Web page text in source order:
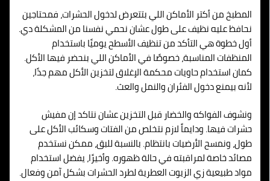
المطبخ من أكتر الأماكن اللي بتتعرض لدخول الحشرات، فمحتاجين
نحافظ عليه نظيف على طول عشان نحمي نفسنا من المشكلة دي.
أول خطوة هي التأكد من تنظيف الأسطح يوميًا باستخدام
المنظفات المناسبة، خصوصًا في الأماكن اللي بنحضر فيها الأكل.
كمان استخدام حاويات محكمة الإغلاق لتخزين الأكل مهم جدًا،
لأنه بيمنع دخول الفئران والنمل والعث.
ونشوف الفواكه والخضار قبل التخزين عشان نتاكد إن مفيش
حشرات فيها. ودايماً لازم نتخلص من الفتات وسكائب الأكل على
طول، ونمسح الأرضيات بانتظام. بالنسبة للبق، ممكن نستخدم
مصائد خاصة لمراقبته في حالة ظهوره. وأخيرًا، يفضل استخدام
مواد طبيعية زي الزيوت العطرية لطرد الحشرات بشكل آمن وفعال.